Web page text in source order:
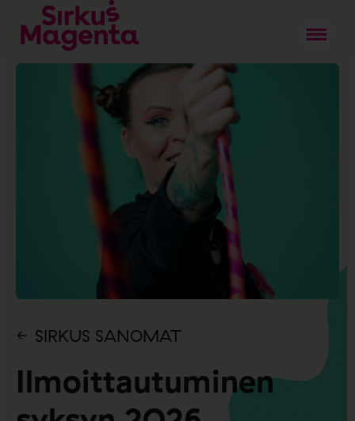
SIRKUS SANOMAT
Ilmoittautuminen